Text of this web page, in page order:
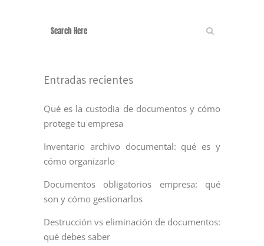
Entradas recientes
Qué es la custodia de documentos y cómo
protege tu empresa
Inventario archivo documental: qué es y
cómo organizarlo
Documentos obligatorios empresa: qué
son y cómo gestionarlos
Destrucción vs eliminación de documentos:
qué debes saber